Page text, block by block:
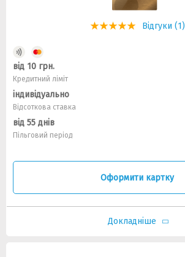
Відгуки (1)
від 10 грн.
Кредитний ліміт
індивідуально
Відсоткова ставка
від 55 днів
Пільговий період
Оформити картку
Докладніше